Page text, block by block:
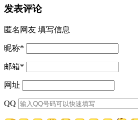
发表评论
匿名网友 填写信息
昵称*
邮箱*
网址
QQ